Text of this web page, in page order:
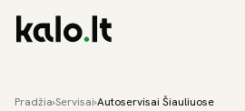
Pradžia›Servisai›Autoservisai Šiauliuose